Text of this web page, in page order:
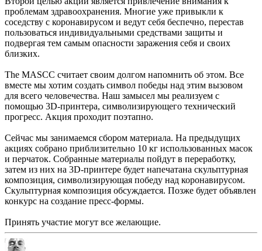
проблемам здравоохранения. Многие уже привыкли к
соседству с коронавирусом и ведут себя беспечно, перестав
пользоваться индивидуальными средствами защиты и
подвергая тем самым опасности заражения себя и своих
близких.
The MASCC считает своим долгом напомнить об этом. Все
вместе мы хотим создать символ победы над этим вызовом
для всего человечества. Наш замысел мы реализуем с
помощью 3D-принтера, символизирующего технический
прогресс. Акция проходит поэтапно.
Сейчас мы занимаемся сбором материала. На предыдущих
акциях собрано приблизительно 10 кг использованных масок
и перчаток. Собранные материалы пойдут в переработку,
затем из них на 3D-принтере будет напечатана скульптурная
композиция, символизирующая победу над коронавирусом.
Скульптурная композиция обсуждается. Позже будет объявлен
конкурс на создание пресс-формы.
Принять участие могут все желающие.